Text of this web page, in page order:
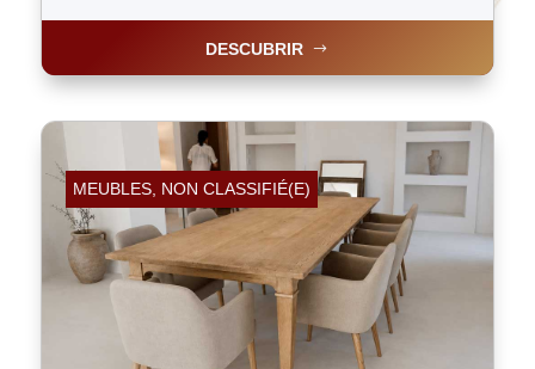
DESCUBRIR
MEUBLES, NON CLASSIFIÉ(E)